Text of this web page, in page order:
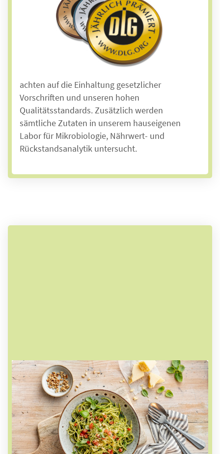
Die Landhausküche wird regelmäßig von der
Deutschen Landwirtschafts-Gesellschaft (DLG)
geprüft und nach DIN ISO 9001 zertifiziert. Das
ist die Basis für effektive Qualitätssicherung
und nachhaltiges Qualitätsmanagement. Wir
achten auf die Einhaltung gesetzlicher
Vorschriften und unseren hohen
Qualitätsstandards.Zusätzlich werden
sämtliche Zutaten in unserem hauseigenen
Labor für Mikrobiologie, Nährwert- und
Rückstandsanalytik untersucht.
Ausgezeichneter Service zu fairen
Preisen
Unsere Speisenkarte bietet täglich 6
verschiedene Gerichte zur Auswahl. Das
Angebot reicht von herzhafter Hausmannskost
bis hin zu beliebten Spezialitäten. Statt einer